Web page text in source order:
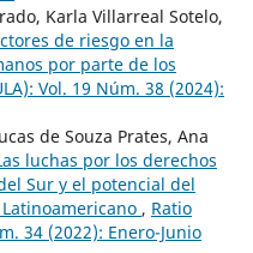
Karla Villarreal Sotelo,
de riesgo en la
por parte de los
Vol. 19 Núm. 38 (2024):
de Souza Prates, Ana
luchas por los derechos
Sur y el potencial del
, Ratio
34 (2022): Enero-Junio